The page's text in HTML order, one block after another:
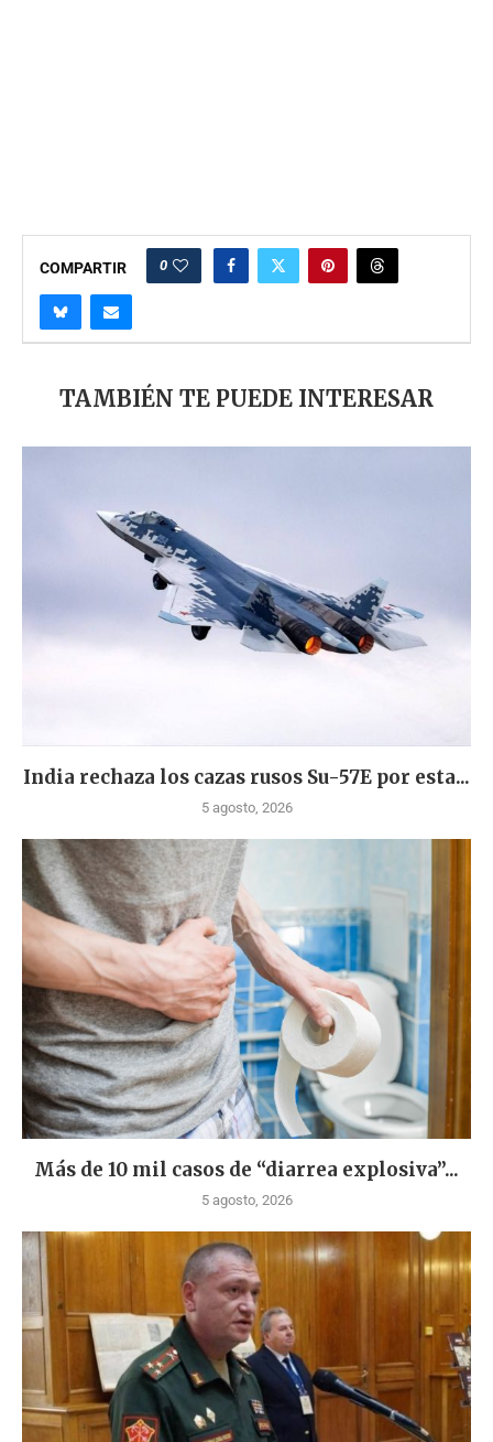
COMPARTIR 0
TAMBIÉN TE PUEDE INTERESAR
India rechaza los cazas rusos Su-57E por esta...
5 agosto, 2026
Más de 10 mil casos de “diarrea explosiva”...
5 agosto, 2026